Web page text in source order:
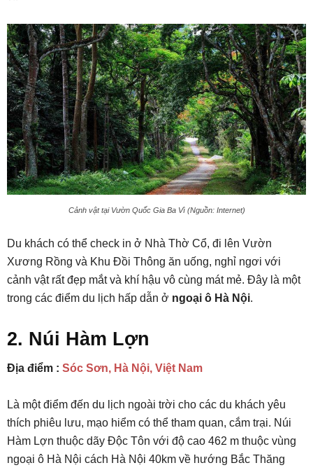
Cảnh vật tại Vườn Quốc Gia Ba Vì (Nguồn: Internet)
Du khách có thể check in ở Nhà Thờ Cổ, đi lên Vườn
Xương Rồng và Khu Đồi Thông ăn uống, nghỉ ngơi với
cảnh vật rất đẹp mắt và khí hậu vô cùng mát mẻ. Đây là một
trong các điểm du lịch hấp dẫn ở ngoại ô Hà Nội.
2. Núi Hàm Lợn
Địa điểm : Sóc Sơn, Hà Nội, Việt Nam
Là một điểm đến du lịch ngoài trời cho các du khách yêu
thích phiêu lưu, mạo hiểm có thể tham quan, cắm trại. Núi
Hàm Lợn thuộc dãy Độc Tôn với độ cao 462 m thuộc vùng
ngoại ô Hà Nội cách Hà Nội 40km về hướng Bắc Thăng